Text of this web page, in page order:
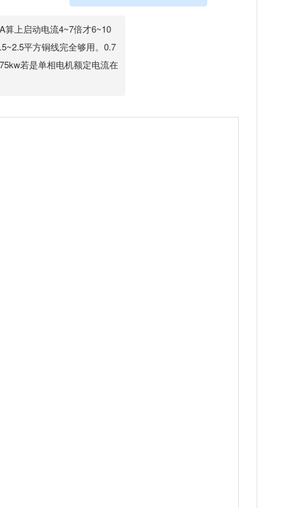
算上启动电流4~7倍才6~10
平方铜线完全够用。0.7
若是单相电机额定电流在